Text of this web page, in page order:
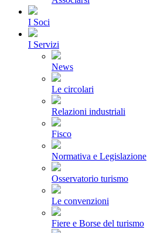
I Soci
I Servizi
News
Le circolari
Relazioni industriali
Fisco
Normativa e Legislazione
Osservatorio turismo
Le convenzioni
Fiere e Borse del turismo